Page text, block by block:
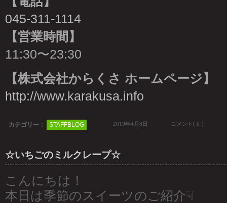
045-311-1114
【営業時間】
11:30〜23:30
【株式会社からくさ ホームページ】
http://www.karakusa.info
カテゴリー： STAFFBLOG 2019年4月8日 コメント( 0 ）
☆いちごのミルクレープ☆
こんにちは！
本日は季節のスイーツのご紹介☟